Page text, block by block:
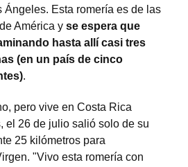
Ángeles. Esta romería es de las
América y se espera que
hasta allí casi tres
(en un país de cinco
.
pero vive en Costa Rica
el 26 de julio salió solo de su
25 kilómetros para
"Vivo esta romería con